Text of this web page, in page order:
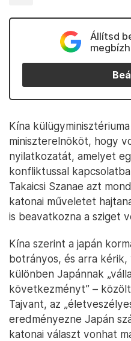
Állítsd
Kína
miniszterelnököt, hogy
nyilatkozatát, amelyet
konfliktussal
Takaicsi Szanae azt
katonai műveletet
is beavatkozna a sziget
Kína szerint a japán
botrányos, és arra kérik,
különben Japánnak
következményt” –
Tajvant, az
eredményezne Japán
katonai választ vonhat